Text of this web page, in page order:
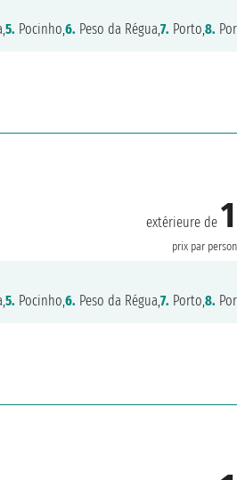
5. Pocinho,6. Peso da Régua,7. Porto,8.
extérieure de
prix par
5. Pocinho,6. Peso da Régua,7. Porto,8.